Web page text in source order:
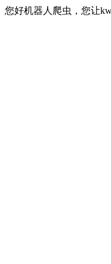
您好机器人爬虫，您让